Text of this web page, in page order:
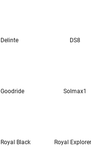
Delinte DS8
Goodride Solmax1
Royal Black Royal Explorer